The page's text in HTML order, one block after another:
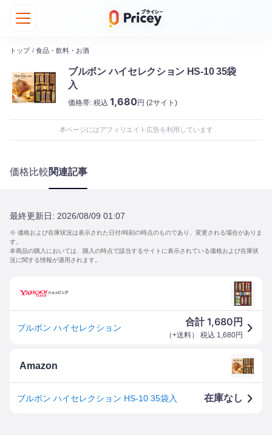
トップ / 食品・飲料・お酒
ブルボン ハイセレクション HS-10 35袋
入
価格帯: 税込 1,680円 (2サイト)
本ページにはアフィリエイト広告を利用しています
価格比較関連記事
最終更新日: 2026/08/09 01:07
※ 価格および在庫状況は表示された日付/時刻の時点のものであり、変更される場合がありま
す。
本商品の購入においては、購入の時点で該当するサイトに表示されている価格および在庫状
況に関する情報が適用されます。
ブルボン ハイセレクション
合計1,680 円
（+送料） 税込 1,680円
Amazon
ブルボン ハイセレクション HS-10 35袋入 在庫なし